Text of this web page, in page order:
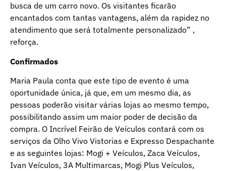
busca de um carro novo. Os visitantes ficarão
encantados com tantas vantagens, além da rapidez no
atendimento que será totalmente personalizado” ,
reforça.
Confirmados
Maria Paula conta que este tipo de evento é uma
oportunidade única, já que, em um mesmo dia, as
pessoas poderão visitar várias lojas ao mesmo tempo,
possibilitando assim um maior poder de decisão da
compra. O Incrível Feirão de Veículos contará com os
serviços da Olho Vivo Vistorias e Expresso Despachante
e as seguintes lojas: Mogi + Veículos, Zaca Veículos,
Ivan Veículos, 3A Multimarcas, Mogi Plus Veículos,